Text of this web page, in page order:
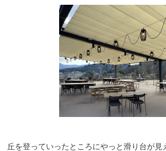
丘を登っていったところにやっと滑り台が見